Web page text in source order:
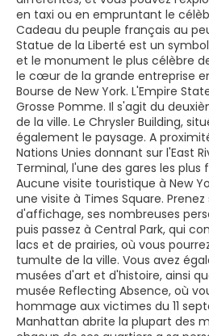
en taxi ou en empruntant le
Cadeau du peuple français au
Statue de la Liberté est un
et le monument le plus célèbre
le cœur de la grande entreprise
Bourse de New York. L'Empire
Grosse Pomme. Il s'agit du
de la ville. Le Chrysler Building,
également le paysage. A
Nations Unies donnant sur l'East
Terminal, l'une des gares les
Aucune visite touristique à New
une visite à Times Square.
d'affichage, ses nombreuses
puis passez à Central Park, qui
lacs et de prairies, où vous
tumulte de la ville. Vous avez
musées d'art et d'histoire, ainsi
musée Reflecting Absence, où
hommage aux victimes du 11
Manhattan abrite la plupart des